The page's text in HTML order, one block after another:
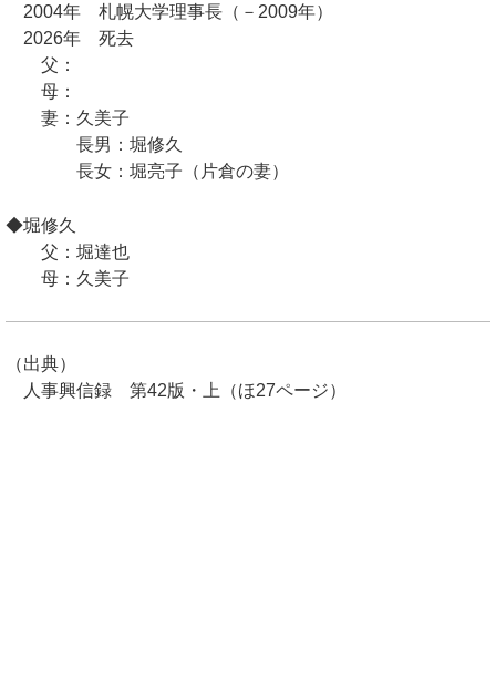
2004年 札幌大学理事長（－2009年）
2026年 死去
父：
母：
妻：久美子
長男：堀修久
長女：堀亮子（片倉の妻）
◆堀修久
父：堀達也
母：久美子
（出典）
人事興信録 第42版・上（ほ27ページ）